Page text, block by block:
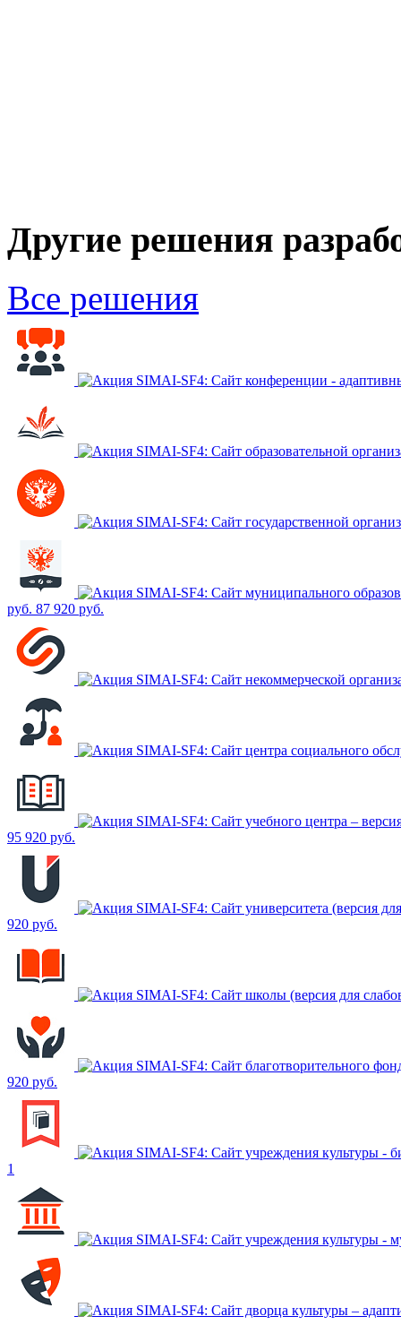
Другие решения
Все решения
SIMAI-SF4: Сайт конференции -
SIMAI-SF4: Сайт образовательной
SIMAI-SF4: Сайт государственной
SIMAI-SF4: Сайт муниципального
руб. 87 920 руб.
SIMAI-SF4: Сайт некоммерческой
SIMAI-SF4: Сайт центра социального
SIMAI-SF4: Сайт учебного центра –
95 920 руб.
SIMAI-SF4: Сайт университета (версия
920 руб.
SIMAI-SF4: Сайт школы (версия для
SIMAI-SF4: Сайт благотворительного
920 руб.
SIMAI-SF4: Сайт учреждения культуры -
1
SIMAI-SF4: Сайт учреждения культуры -
SIMAI-SF4: Сайт дворца культуры –